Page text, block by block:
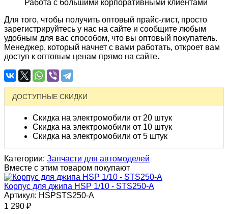
Работа с большими корпоративными клиентами
Для того, чтобы получить оптовый прайс-лист, просто
зарегистрируйтесь у нас на сайте и сообщите любым
удобным для вас способом, что вы оптовый покупатель.
Менеджер, который начнет с вами работать, откроет вам
доступ к оптовым ценам прямо на сайте.
ДОСТУПНЫЕ СКИДКИ
Скидка на электромобили от 20 штук
Скидка на электромобили от 10 штук
Скидка на электромобили от 5 штук
Категории: Запчасти для автомоделей
Вместе с этим товаром покупают
Корпус для джипа HSP 1/10 - STS250-A
Артикул: HSPSTS250-A
1 290 ₽